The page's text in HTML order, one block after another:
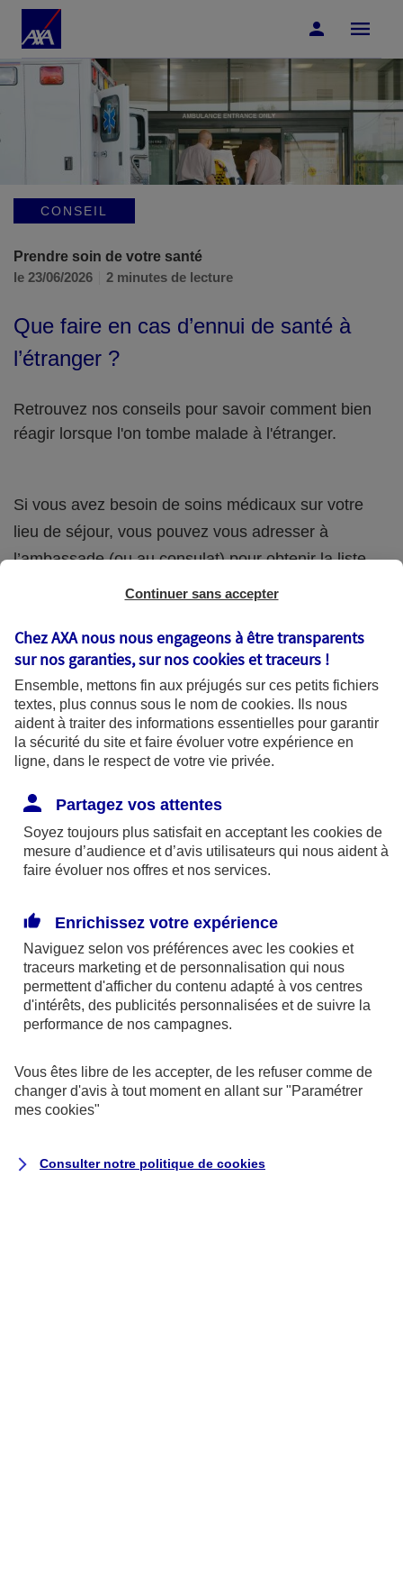
Accéder au Contenu Accéder au Pied de page
CONSEIL
Prendre soin de votre santé
le 23/06/2026
2 minutes de lecture
Que faire en cas d’ennui de santé à
l’étranger ?
Retrouvez nos conseils pour savoir comment bien
réagir lorsque l'on tombe malade à l'étranger.
Si vous avez besoin de soins médicaux sur votre
lieu de séjour, vous pouvez vous adresser à
l’ambassade (ou au consulat) pour obtenir la liste
des médecins locaux consultés par les
Votre compagnie d’assurance santépeut
également vous communiquer les coordonnées de
médecins ou d’hôpitaux de son réseau local.
Si vous avez un accident ou un problème grave,
112 en Europe et 911 aux États-Unis) ou rejoignez
l’hôpital le plus proche.
Contactez votre assurance voyage
En fonction de votre situation, elle pourra vous
conseiller et organiser :
votre prise en charge par les médecins et
spécialistes locaux ;
équipé ;
votre rapatriement sanitaire vers la France.
A la recherche d’une complémentaire santé
Continuer sans accepter
Chez AXA nous nous engageons à être transparents
sur nos garanties, sur noscookies et traceurs !
Ensemble, mettons fin aux préjugés sur ces petits fichiers
textes, plus connus sous le nom de cookies. Ils nous
aident à traiter des informations essentielles pour garantir
la sécurité du site et faire évoluer votre expérience en
ligne, dans le respect de votre vie privée.
Partagez vos attentes
Soyez toujours plus satisfait en acceptant les cookies de
mesure d’audience et d’avis utilisateurs qui nous aident à
faire évoluer nos offres et nos services.
Enrichissez votre expérience
Naviguez selon vos préférences avec les cookies et
traceurs marketing et de personnalisation qui nous
permettent d'afficher du contenu adapté à vos centres
d'intérêts, des publicités personnalisées et de suivre la
performance de nos campagnes.
Vous êtes libre de les accepter, de les refuser comme de
changer d'avis à tout moment en allant sur "Paramétrer
mes cookies"
Consulter notre politique de cookies